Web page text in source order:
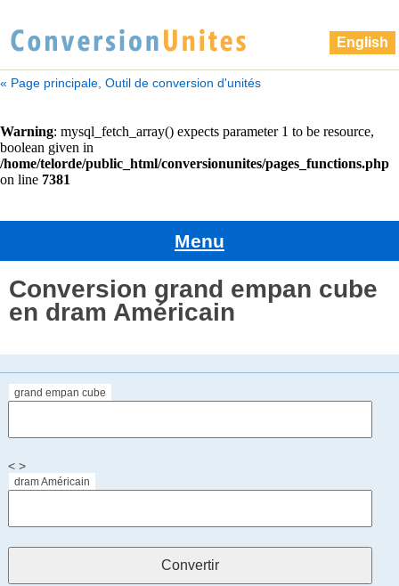
English
« Page principale, Outil de conversion d'unités
Menu
Conversion grand empan cube
en dram Américain
grand empan cube
< >
dram Américain